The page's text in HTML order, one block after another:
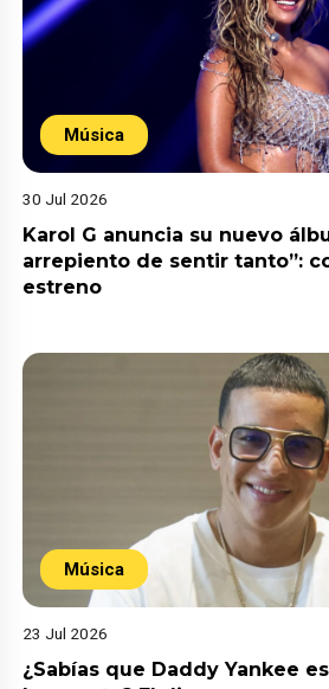
Música
30 Jul 2026
Karol G anuncia su nuevo
arrepiento de sentir tanto”:
estreno
Música
23 Jul 2026
¿Sabías que Daddy Yankee